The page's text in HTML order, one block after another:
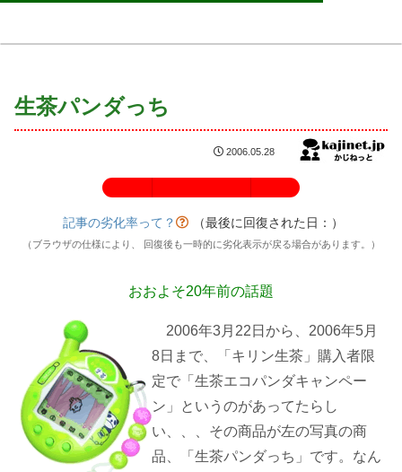
生茶パンダっち
2006.05.28
記事の劣化率って？ （最後に回復された日： ）
（ブラウザの仕様により、 回復後も一時的に劣化表示が戻る場合があります。）
おおよそ20年前の話題
2006年3月22日から、2006年5月
8日まで、「キリン生茶」購入者限
定で「生茶エコパンダキャンペー
ン」というのがあってたらし
い、、、その商品が左の写真の商
品、「生茶パンダっち」です。なん